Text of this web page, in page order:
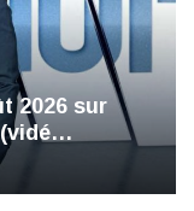
2026 sur
(vidé…